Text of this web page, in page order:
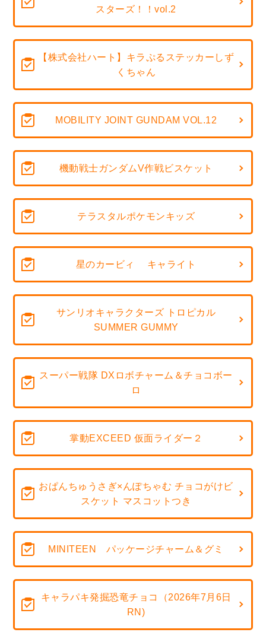
スターズ！！vol.2
【株式会社ハート】キラぷるステッカーしず
くちゃん
MOBILITY JOINT GUNDAM VOL.12
機動戦士ガンダムV作戦ビスケット
テラスタルポケモンキッズ
星のカービィ キャライト
サンリオキャラクターズ トロピカル
SUMMER GUMMY
スーパー戦隊 DXロボチャーム＆チョコボー
ロ
掌動EXCEED 仮面ライダー２
おぱんちゅうさぎ×んぽちゃむ チョコがけビ
スケット マスコットつき
MINITEEN パッケージチャーム＆グミ
キャラパキ発掘恐竜チョコ（2026年7月6日
RN)